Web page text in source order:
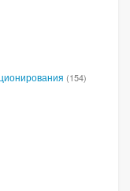
(154)